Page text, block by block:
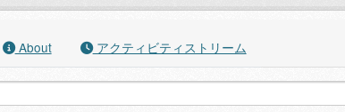
About アクティビティストリーム